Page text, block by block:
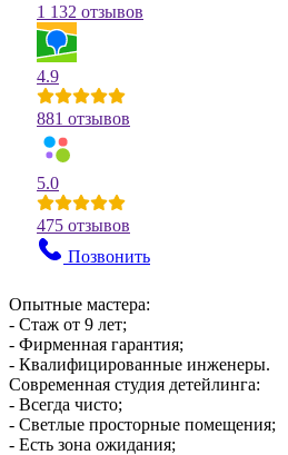
1 132 отзывов
4.9
881 отзывов
5.0
475 отзывов
Позвонить
Опытные мастера:
- Стаж от 9 лет;
- Фирменная гарантия;
- Квалифицированные инженеры.
Современная студия детейлинга:
- Всегда чисто;
- Светлые просторные помещения;
- Есть зона ожидания;